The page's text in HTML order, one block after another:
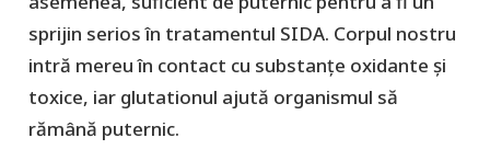
sprijin serios în tratamentul SIDA. Corpul nostru
intră mereu în contact cu substanțe oxidante și
toxice, iar glutationul ajută organismul să
rămână puternic.